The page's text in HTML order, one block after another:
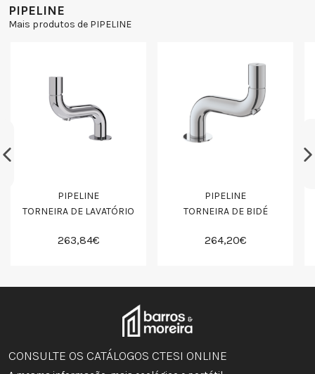
PIPELINE
Mais produtos de PIPELINE
PIPELINE
TORNEIRA DE LAVATÓRIO
263,84€
PIPELINE
TORNEIRA DE BIDÉ
264,20€
CONSULTE OS CATÁLOGOS CTESI ONLINE